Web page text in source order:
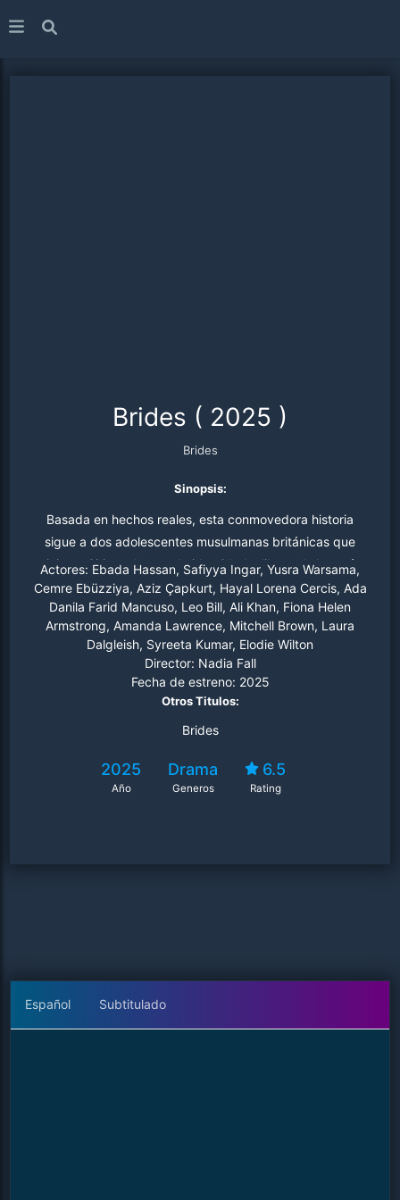
Brides ( 2025 )
Brides
Sinopsis:
Basada en hechos reales, esta conmovedora historia
sigue a dos adolescentes musulmanas británicas que
viajan a Siria en busca de identidad y libertad. A través
de su amistad, enfrentan peligros y esperanzas en un
entorno hostil, todo mientras se sumergen en la rica
cultura de Estambul.
Actores: Ebada Hassan, Safiyya Ingar, Yusra Warsama,
Cemre Ebüzziya, Aziz Çapkurt, Hayal Lorena Cercis, Ada
Danila Farid Mancuso, Leo Bill, Ali Khan, Fiona Helen
Armstrong, Amanda Lawrence, Mitchell Brown, Laura
Dalgleish, Syreeta Kumar, Elodie Wilton
Director: Nadia Fall
Fecha de estreno: 2025
Otros Titulos:
Brides
2025
Año
Drama
Generos
6.5
Rating
Español Subtitulado